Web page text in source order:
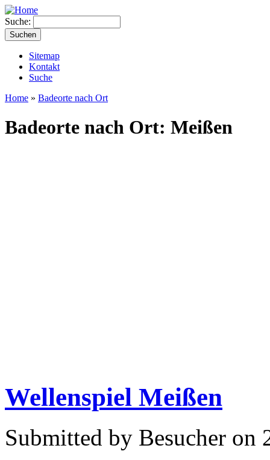
Suche:
Sitemap
Kontakt
Suche
Home » Badeorte nach Ort
Badeorte nach Ort: Meißen
Wellenspiel Meißen
Submitted by Besucher on